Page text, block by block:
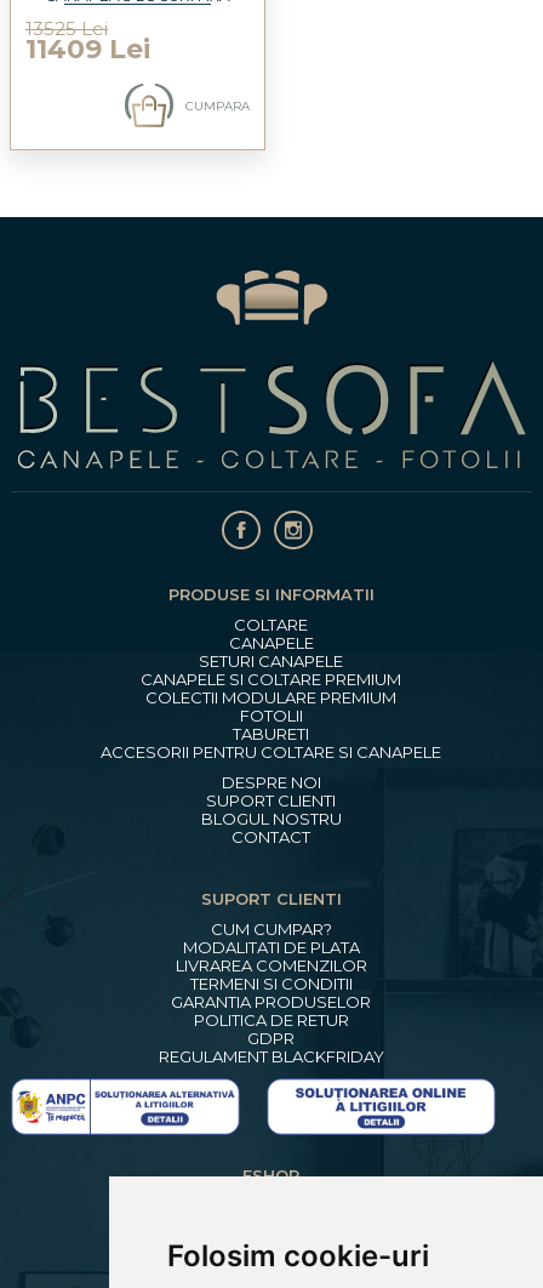
Folosim cookie-uri
FIXA 200X115CM
13525 Lei
11409 Lei
CUMPARA
PRODUSE SI INFORMATII
COLTARE
CANAPELE
SETURI CANAPELE
CANAPELE SI COLTARE PREMIUM
COLECTII MODULARE PREMIUM
FOTOLII
TABURETI
ACCESORII PENTRU COLTARE SI CANAPELE
DESPRE NOI
SUPORT CLIENTI
BLOGUL NOSTRU
CONTACT
SUPORT CLIENTI
CUM CUMPAR?
MODALITATI DE PLATA
LIVRAREA COMENZILOR
TERMENI SI CONDITII
GARANTIA PRODUSELOR
POLITICA DE RETUR
GDPR
REGULAMENT BLACKFRIDAY
ESHOP
RECUPERARE PAROLA